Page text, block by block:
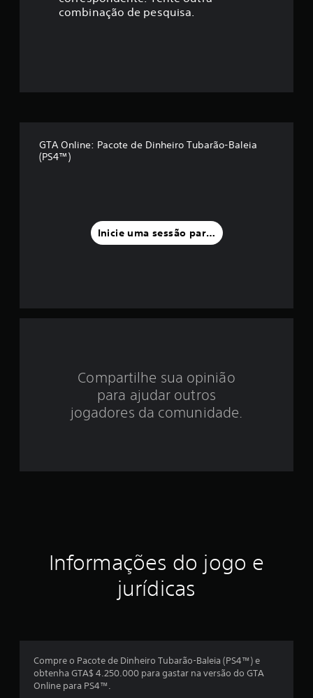
m
é
d
e
s
e
e
combinação de pesquisa.
GTA Online: Pacote de Dinheiro Tubarão-Baleia
(PS4™)
Inicie uma sessão para classificar
Compartilhe sua opinião
para ajudar outros
jogadores da comunidade.
Informações do jogo e
jurídicas
Compre o Pacote de Dinheiro Tubarão-Baleia (PS4™) e
obtenha GTA$ 4.250.000 para gastar na versão do GTA
Online para PS4™.